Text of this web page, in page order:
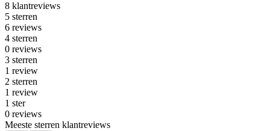
8 klantreviews
5 sterren
6 reviews
4 sterren
0 reviews
3 sterren
1 review
2 sterren
1 review
1 ster
0 reviews
Meeste sterren klantreviews